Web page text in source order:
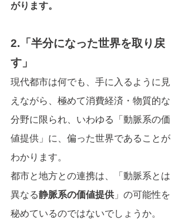
がります。
2.「半分になった世界を取り戻
す」
現代都市は何でも、手に入るように見
えながら、極めて消費経済・物質的な
分野に限られ、いわゆる「動脈系の価
値提供」に、偏った世界であることが
わかります。
都市と地方との連携は、「動脈系とは
異なる静脈系の価値提供 」の可能性を
秘めているのではないでしょうか。